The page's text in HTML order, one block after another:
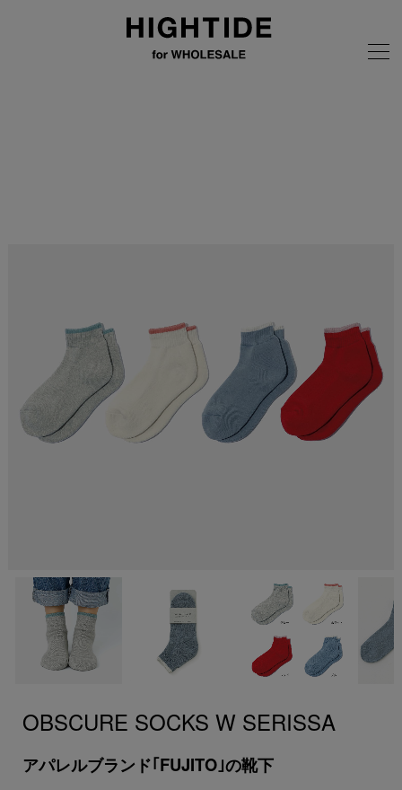
OBSCURE SOCKS W SERISSA
アパレルブランド｢FUJITO｣の靴下